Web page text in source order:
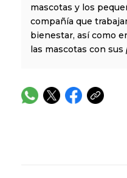
mascotas y los
compañía que
bienestar, así como
las mascotas con sus